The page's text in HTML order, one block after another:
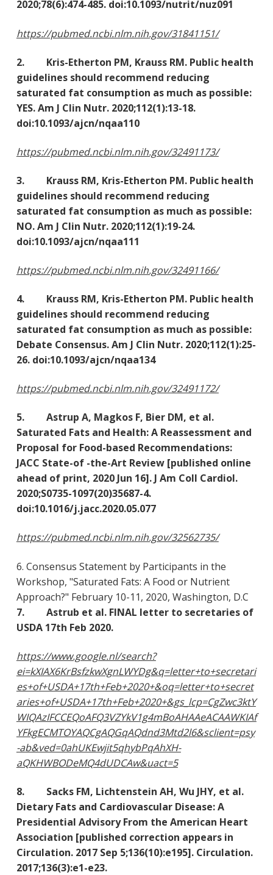
2020;78(6):474-485. doi:10.1093/nutrit/nuz091
https://pubmed.ncbi.nlm.nih.gov/31841151/
2. Kris-Etherton PM, Krauss RM. Public health
guidelines should recommend reducing
saturated fat consumption as much as possible:
YES. Am J Clin Nutr. 2020;112(1):13-18.
doi:10.1093/ajcn/nqaa110
https://pubmed.ncbi.nlm.nih.gov/32491173/
3. Krauss RM, Kris-Etherton PM. Public health
guidelines should recommend reducing
saturated fat consumption as much as possible:
NO. Am J Clin Nutr. 2020;112(1):19-24.
doi:10.1093/ajcn/nqaa111
https://pubmed.ncbi.nlm.nih.gov/32491166/
4. Krauss RM, Kris-Etherton PM. Public health
guidelines should recommend reducing
saturated fat consumption as much as possible:
Debate Consensus. Am J Clin Nutr. 2020;112(1):25-
26. doi:10.1093/ajcn/nqaa134
https://pubmed.ncbi.nlm.nih.gov/32491172/
5. Astrup A, Magkos F, Bier DM, et al.
Saturated Fats and Health: A Reassessment and
Proposal for Food-based Recommendations:
JACC State-of -the-Art Review [published online
ahead of print, 2020 Jun 16]. J Am Coll Cardiol.
2020;S0735-1097(20)35687-4.
doi:10.1016/j.jacc.2020.05.077
https://pubmed.ncbi.nlm.nih.gov/32562735/
6. Consensus Statement by Participants in the
Workshop, "Saturated Fats: A Food or Nutrient
Approach?" February 10-11, 2020, Washington, D.C
7. Astrub et al. FINAL letter to secretaries of
USDA 17th Feb 2020.
https://www.google.nl/search?
ei=kXIAX6KrBsfzkwXgnLWYDg&q=letter+to+secretari
es+of+USDA+17th+Feb+2020+&oq=letter+to+secret
aries+of+USDA+17th+Feb+2020+&gs_lcp=CgZwc3ktY
WIQAzIFCCEQoAFQ3VZYkV1g4mBoAHAAeACAAWKIAf
YFkgECMTOYAQCgAQGqAQdnd3Mtd2l6&sclient=psy
-ab&ved=0ahUKEwjit5qhybPqAhXH-
aQKHWBODeMQ4dUDCAw&uact=5
8. Sacks FM, Lichtenstein AH, Wu JHY, et al.
Dietary Fats and Cardiovascular Disease: A
Presidential Advisory From the American Heart
Association [published correction appears in
Circulation. 2017 Sep 5;136(10):e195]. Circulation.
2017;136(3):e1-e23.